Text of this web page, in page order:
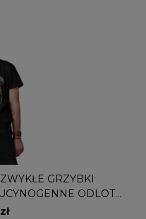
GRZYBKI
ODLOT